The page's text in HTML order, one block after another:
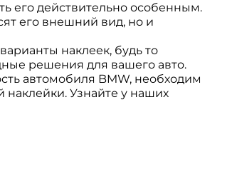
его действительно особенным.
его внешний вид, но и
наклеек, будь то
решения для вашего авто.
автомобиля BMW, необходим
наклейки. Узнайте у наших